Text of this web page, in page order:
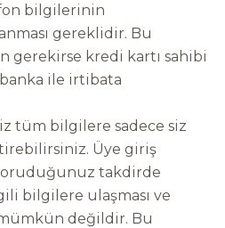
bilgilerinin
gereklidir. Bu
kredi kartı sahibi
ile irtibata
tüm bilgilere sadece siz
Üye giriş
takdirde
bilgilere ulaşması ve
değildir. Bu